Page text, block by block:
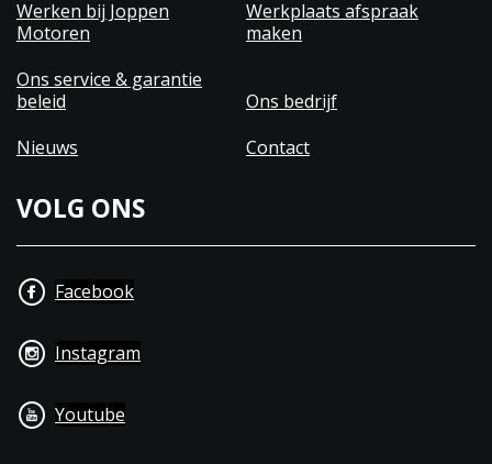
Werken bij Joppen
Motoren
Werkplaats afspraak
maken
Ons service & garantie
beleid
Ons bedrijf
Nieuws
Contact
VOLG ONS
Facebook
Instagram
Youtube